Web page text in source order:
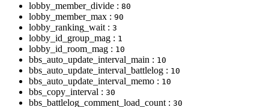
lobby_member_divide : 80
lobby_member_max : 90
lobby_ranking_wait : 3
lobby_id_group_mag : 1
lobby_id_room_mag : 10
bbs_auto_update_interval_main : 10
bbs_auto_update_interval_battlelog : 10
bbs_auto_update_interval_memo : 10
bbs_copy_interval : 30
bbs_battlelog_comment_load_count : 30